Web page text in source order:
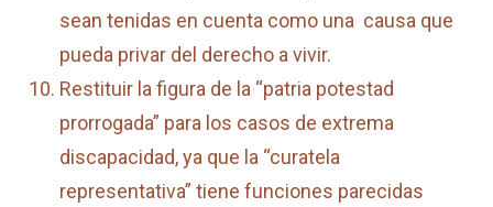
sean tenidas en cuenta como una causa que
pueda privar del derecho a vivir.
Restituir la figura de la “patria potestad
prorrogada” para los casos de extrema
discapacidad, ya que la “curatela
representativa” tiene funciones parecidas